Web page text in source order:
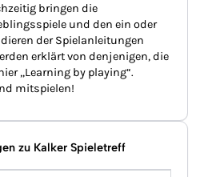
bringen die
und den ein oder
der Spielanleitungen
erklärt von denjenigen, die
„Learning by playing“.
mitspielen!
zu Kalker Spieletreff